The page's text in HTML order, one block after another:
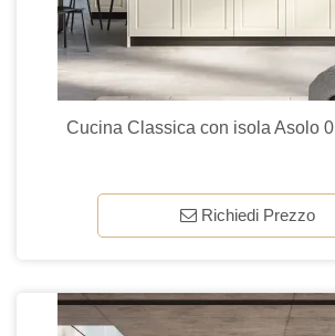
Cucina Classica con isola Asolo
Richiedi Prezzo